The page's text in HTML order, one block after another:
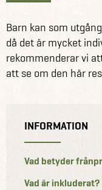
Barn kan som
då det är mycket
rekommenderar vi
att se om den här
INFORMATION
Vad betyder
Vad är inkluderat?